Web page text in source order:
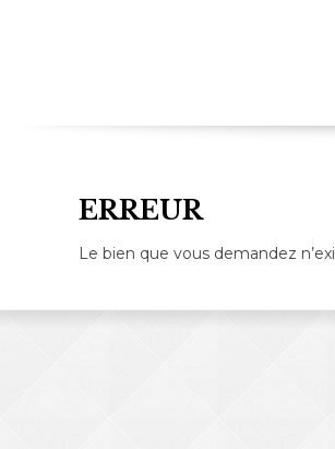
ERREUR
Le bien que vous demandez